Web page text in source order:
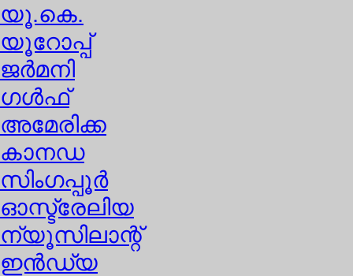
യൂ.കെ.
യൂറോപ്പ്
ജര്‍മനി
ഗള്‍ഫ്
അമേരിക്ക
കാനഡ
സിംഗപ്പൂര്‍
ഓസ്ട്രേലിയ
ന്യൂസിലാന്റ്
ഇന്‍ഡ്യ